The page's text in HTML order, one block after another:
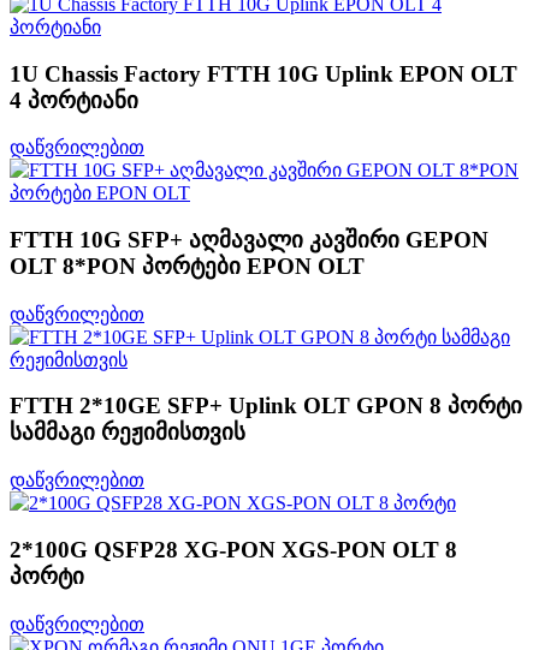
1U Chassis Factory FTTH 10G Uplink EPON OLT
4 პორტიანი
დაწვრილებით
FTTH 10G SFP+ აღმავალი კავშირი GEPON
OLT 8*PON პორტები EPON OLT
დაწვრილებით
FTTH 2*10GE SFP+ Uplink OLT GPON 8 პორტი
სამმაგი რეჟიმისთვის
დაწვრილებით
2*100G QSFP28 XG-PON XGS-PON OLT 8
პორტი
დაწვრილებით